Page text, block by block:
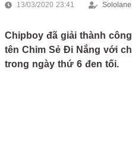
13/03/2020 23:41 Sololane
Chipboy đã giải thành
tên Chim Sẻ Đi Nắng với
trong ngày thứ 6 đen tối.